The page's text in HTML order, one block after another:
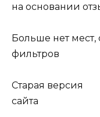
на основании
Больше нет мест,
фильтров
Старая версия
сайта